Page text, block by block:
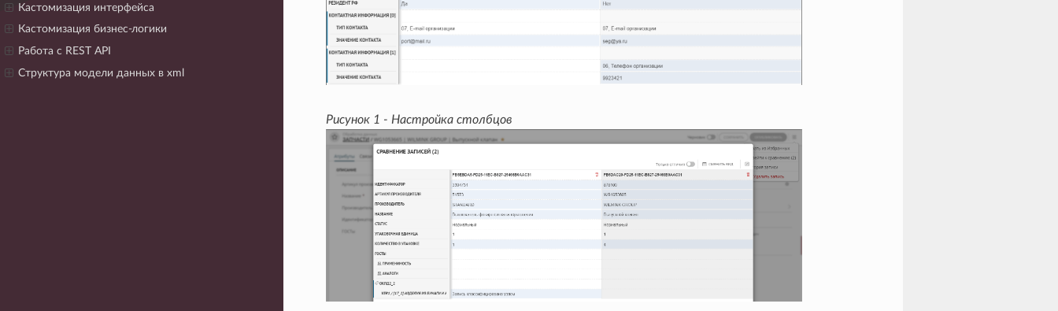
Кастомизация интерфейса
Кастомизация бизнес-логики
Работа с REST API
Структура модели данных в xml
Рисунок 1 - Настройка столбцов